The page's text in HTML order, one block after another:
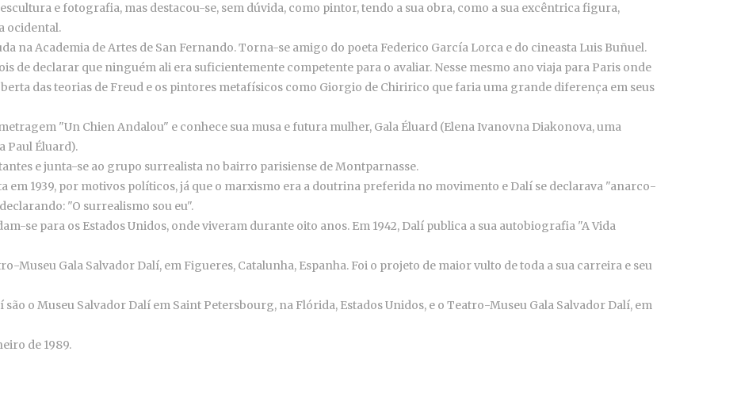
e fotografia, mas destacou-se, sem dúvida, como pintor, tendo a sua obra, como a sua excêntrica figura,
ocidental.
na Academia de Artes de San Fernando. Torna-se amigo do poeta Federico García Lorca e do cineasta Luis Buñuel.
de declarar que ninguém ali era suficientemente competente para o avaliar. Nesse mesmo ano viaja para Paris onde
das teorias de Freud e os pintores metafísicos como Giorgio de Chiririco que faria uma grande diferença em seus
"Un Chien Andalou" e conhece sua musa e futura mulher, Gala Éluard (Elena Ivanovna Diakonova, uma
Paul Éluard).
e junta-se ao grupo surrealista no bairro parisiense de Montparnasse.
em 1939, por motivos políticos, já que o marxismo era a doutrina preferida no movimento e Dalí se declarava "anarco-
"O surrealismo sou eu".
se para os Estados Unidos, onde viveram durante oito anos. Em 1942, Dalí publica a sua autobiografia "A Vida
Museu Gala Salvador Dalí, em Figueres, Catalunha, Espanha. Foi o projeto de maior vulto de toda a sua carreira e seu
o Museu Salvador Dalí em Saint Petersbourg, na Flórida, Estados Unidos, e o Teatro-Museu Gala Salvador Dalí, em
de 1989.